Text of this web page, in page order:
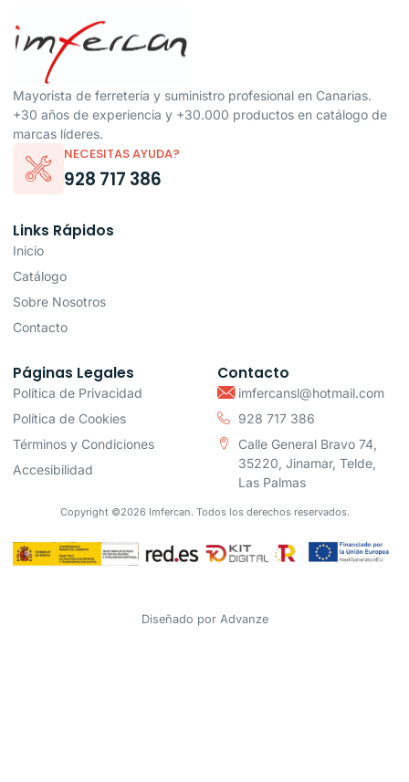
Mayorista de ferretería y suministro profesional en Canarias.
+30 años de experiencia y +30.000 productos en catálogo de
marcas líderes.
NECESITAS AYUDA?
928 717 386
Links Rápidos
Inicio
Catálogo
Sobre Nosotros
Contacto
Páginas Legales
Política de Privacidad
Política de Cookies
Términos y Condiciones
Accesibilidad
Contacto
imfercansl@hotmail.com
928 717 386
Calle General Bravo 74,
35220, Jinamar, Telde,
Las Palmas
Copyright ©2026 Imfercan. Todos los derechos reservados.
Diseñado por Advanze